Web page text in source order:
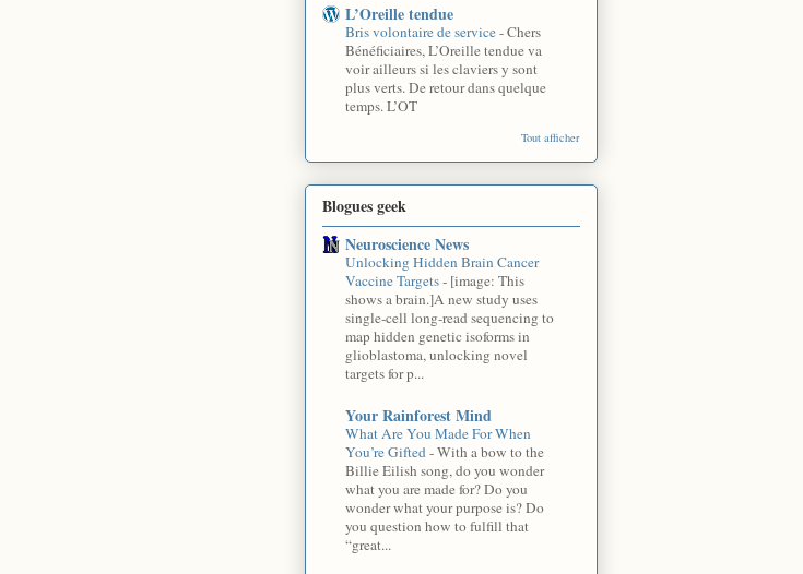
L’Oreille tendue
Bris volontaire de service-Chers
Bénéficiaires, L’Oreille tendue va
voir ailleurs si les claviers y sont
plus verts. De retour dans quelque
temps. L’OT
Tout afficher
Blogues geek
Neuroscience News
Unlocking Hidden Brain Cancer
Vaccine Targets- [image: This
shows a brain.]A new study uses
single-cell long-read sequencing to
map hidden genetic isoforms in
glioblastoma, unlocking novel
targets for p...
Your Rainforest Mind
What Are You Made For When
You’re Gifted-With a bow to the
Billie Eilish song, do you wonder
what you are made for? Do you
wonder what your purpose is? Do
you question how to fulfill that
“great...